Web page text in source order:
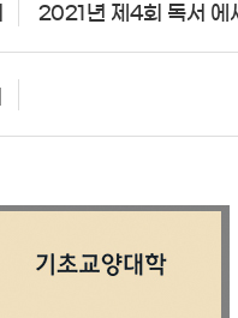
2021년 제4회 독서 에